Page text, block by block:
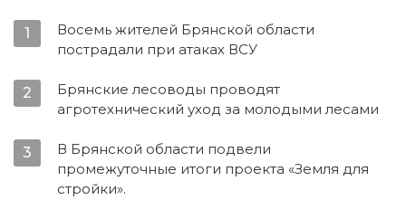
1
Восемь жителей Брянской области
пострадали при атаках ВСУ
2
Брянские лесоводы проводят
агротехнический уход за молодыми лесами
3
В Брянской области подвели
промежуточные итоги проекта «Земля для
стройки».